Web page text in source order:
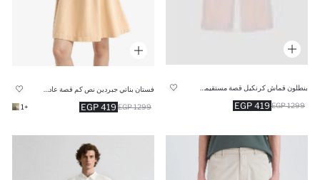
419 EGP 1299 EGP
419 EGP 1299 EGP
+1